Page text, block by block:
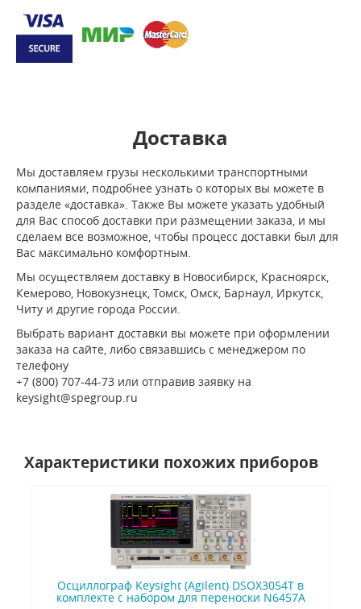
Доставка
Мы доставляем грузы несколькими транспортными
компаниями, подробнее узнать о которых вы можете в
разделе «доставка». Также Вы можете указать удобный
для Вас способ доставки при размещении заказа, и мы
сделаем все возможное, чтобы процесс доставки был для
Вас максимально комфортным.
Мы осуществляем доставку в Новосибирск, Красноярск,
Кемерово, Новокузнецк, Томск, Омск, Барнаул, Иркутск,
Читу и другие города России.
Выбрать вариант доставки вы можете при оформлении
заказа на сайте, либо связавшись с менеджером по
телефону
+7 (800) 707-44-73 или отправив заявку на
keysight@spegroup.ru
Характеристики похожих приборов
Осциллограф Keysight (Agilent) DSOX3054T в
комплекте с набором для переноски N6457A